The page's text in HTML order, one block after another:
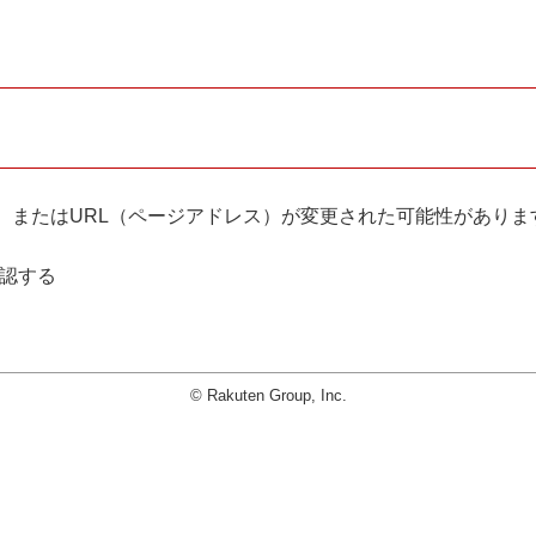
たはURL（ページアドレス）が変更された可能性がありま
する
© Rakuten Group, Inc.